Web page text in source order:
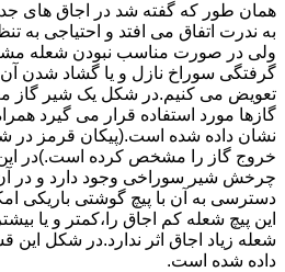
همان طور که گفته شد در اجاق های
به ندرت اتفاق می افتد و احتیاجی به
ولی در صورت مناسب نبودن شعله
گرفتگی سوراخ نازل و یا گشاد شدن آن
تعویض می کنیم.در شکل یک شیر گاز
گازها مورد استفاده قرار می گیرد
نشان داده شده است.(پیکان قرمز در
خروج گاز را مشخص کرده است.)در
چرخش شیر سوراخی وجود دارد و در
دسترسی به آن با پیچ گوشتی باریکی
این پیچ شعله کم اجاق را،کمتر و یا
شعله زیاد اجاق اثر ندارد.در شکل
داده شده است.